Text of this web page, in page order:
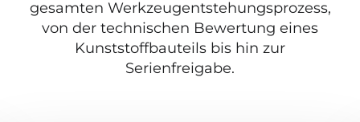
gesamten Werkzeugentstehungsprozess,
von der technischen Bewertung eines
Kunststoffbauteils bis hin zur
Serienfreigabe.